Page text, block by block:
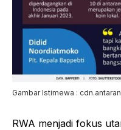
Gambar Istimewa :
RWA menjadi fokus